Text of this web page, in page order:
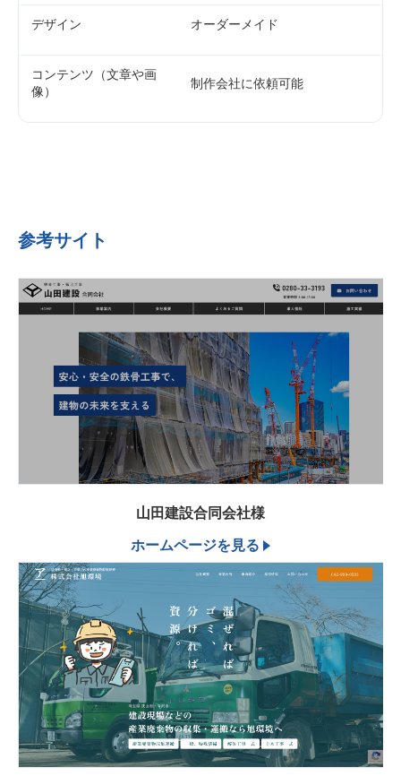
デザイン オーダーメイド
コンテンツ（文章や画
像）
制作会社に依頼可能
参考サイト
山田建設合同会社様
ホームページを見る